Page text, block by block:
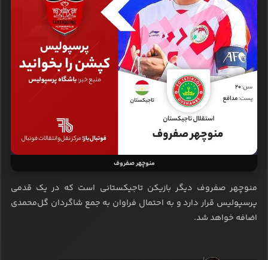
منوچهر صفروف
منوچهر صفروف دیگر بازیکن تاجیکستانی است که در یک قدمی
پرسپولیس قرار دارد و به احتمال فراوان به جمع شاگردان گل‌محمدی
اضافه خواهد شد.